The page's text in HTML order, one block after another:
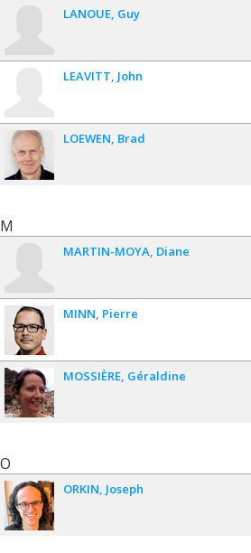
LANOUE Guy
LEAVITT John
LOEWEN Brad
M
MARTIN-MOYA Diane
MINN Pierre
MOSSIÈRE Géraldine
O
ORKIN Joseph